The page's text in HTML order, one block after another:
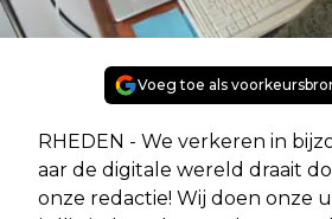
Voeg toe als
RHEDEN - We verkeren in
aar de digitale wereld draait
onze redactie! Wij doen onze